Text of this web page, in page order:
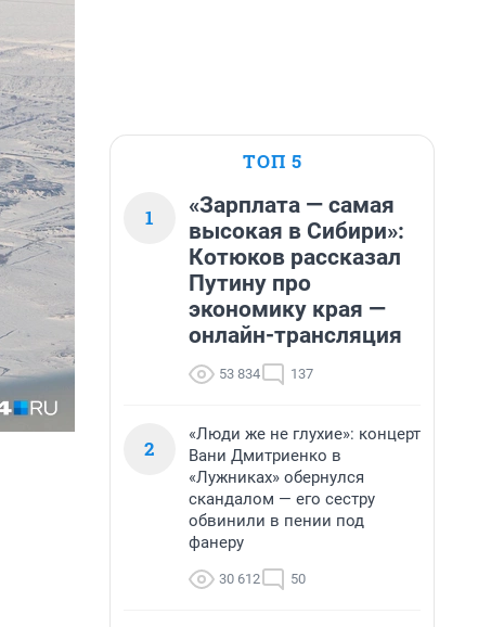
ТОП 5
1
«Зарплата — самая
высокая в Сибири»:
Котюков рассказал
Путину про
экономику края —
онлайн-трансляция
53 834 137
2
«Люди же не глухие»: концерт
Вани Дмитриенко в
«Лужниках» обернулся
скандалом — его сестру
обвинили в пении под
фанеру
30 612 50